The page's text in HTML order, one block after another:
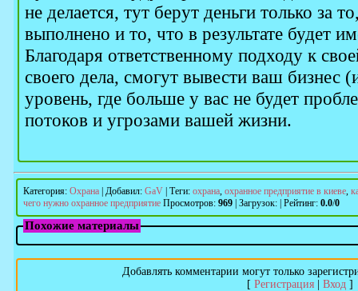
не делается, тут берут деньги только за
выполнено и то, что в результате будет
Благодаря ответственному подходу к
своего дела, смогут вывести ваш бизнес
уровень, где больше у вас не будет
потоков и угрозами вашей жизни.
Категория: Охрана Добавил: GaV Теги: охрана, охранное предприятие в киеве,
чего нужно охранное предприятие Просмотров: 969 Загрузок: Рейтинг: 0.0/0
Похожие материалы
Добавлять комментарии могут только
[ Регистрация| Вход]